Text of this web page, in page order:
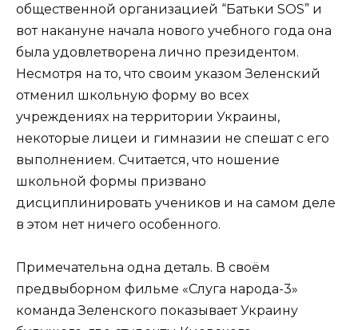
общественной организацией “Батьки SOS” и
вот накануне начала нового учебного года она
была удовлетворена лично президентом.
Несмотря на то, что своим указом Зеленский
отменил школьную форму во всех
учреждениях на территории Украины,
некоторые лицеи и гимназии не спешат с его
выполнением. Считается, что ношение
школьной формы призвано
дисциплинировать учеников и на самом деле
в этом нет ничего особенного.
Примечательна одна деталь. В своём
предвыборном фильме «Слуга народа-3»
команда Зеленского показывает Украину